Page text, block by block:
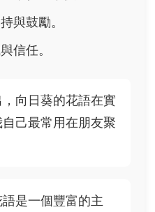
與鼓勵。
信任。
向日葵的花語在實
己最常用在朋友聚
是一個豐富的主